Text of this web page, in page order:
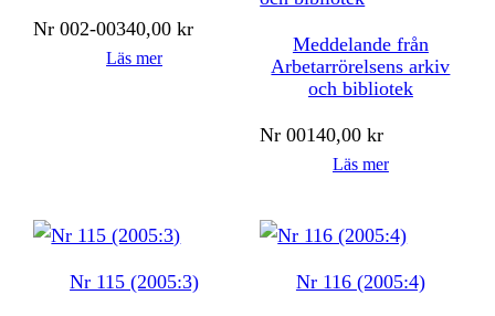
Nr 002-00340,00kr
Läs mer
Meddelande från
Arbetarrörelsens arkiv
och bibliotek
Nr 00140,00kr
Läs mer
Nr 115 (2005:3) Nr 116 (2005:4)